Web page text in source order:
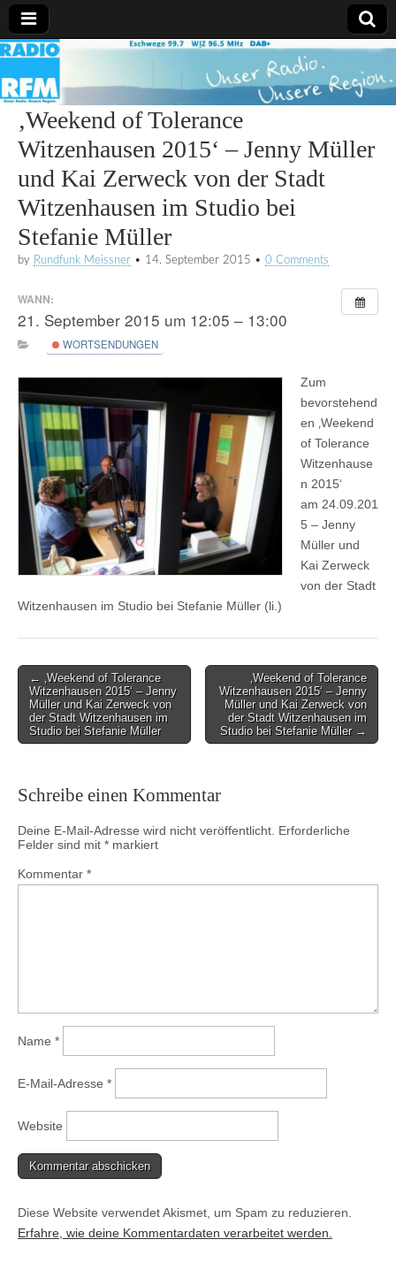
Radio
RFM
‚Weekend of Tolerance
Witzenhausen 2015‘ – Jenny Müller
und Kai Zerweck von der Stadt
Witzenhausen im Studio bei
Stefanie Müller
by Rundfunk Meissner • 14. September 2015 • 0 Comments
WANN:
21. September 2015 um 12:05 – 13:00
WORTSENDUNGEN
Zum
bevorstehend
en ‚Weekend
of Tolerance
Witzenhause
n 2015‘
am 24.09.201
5 – Jenny
Müller und
Kai Zerweck
von der Stadt
Witzenhausen im Studio bei Stefanie Müller (li.)
Post
navigation
← ‚Weekend of Tolerance
Witzenhausen 2015‘ – Jenny
Müller und Kai Zerweck von
der Stadt Witzenhausen im
Studio bei Stefanie Müller
‚Weekend of Tolerance
Witzenhausen 2015‘ – Jenny
Müller und Kai Zerweck von
der Stadt Witzenhausen im
Studio bei Stefanie Müller →
Schreibe einen Kommentar
Deine E-Mail-Adresse wird nicht veröffentlicht. Erforderliche
Felder sind mit * markiert
Kommentar *
Name *
E-Mail-Adresse *
Website
Diese Website verwendet Akismet, um Spam zu reduzieren.
Erfahre, wie deine Kommentardaten verarbeitet werden.